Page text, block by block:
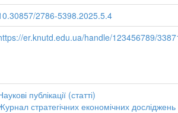
2786-5398.2025.5.4
er.knutd.edu.ua/handle/123456789/
публікації (статті)
стратегічних економічних досліджень